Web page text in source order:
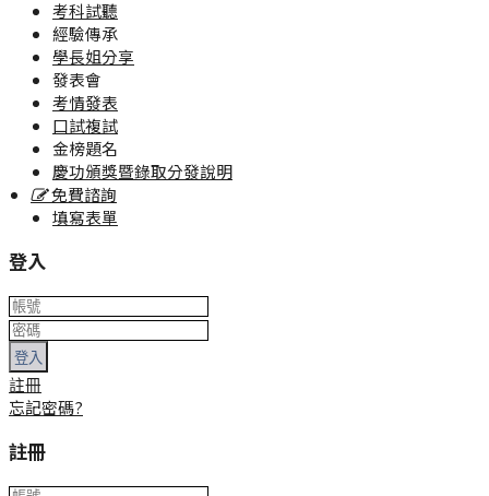
考科試聽
經驗傳承
學長姐分享
發表會
考情發表
口試複試
金榜題名
慶功頒獎暨錄取分發說明
免費諮詢
填寫表單
登入
登入
註冊
忘記密碼?
註冊